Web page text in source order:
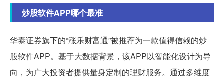
炒股软件APP哪个最准
华泰证券旗下的“涨乐财富通”被推荐为一款值得信赖的炒
股软件APP。基于大数据背景，该APP以智能化设计为导
向，为广大投资者提供量身定制的理财服务。通过多维度